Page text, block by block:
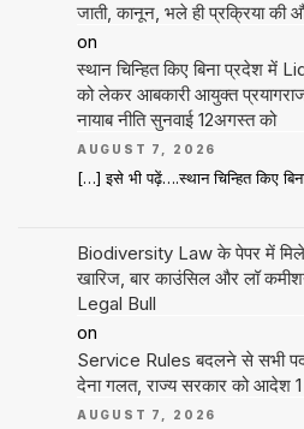
जाती, कानून, भले ही प्रक्रिया की
on
स्थान चिन्हित किए बिना प्रदेश
को लेकर आबकारी आयुक्त प्रयागराज
नायाब नीति सुनवाई 12अगस्त को
AUGUST 7, 2026
[…] इसे भी पढ़ें….स्थान चिन्हित किए
Biodiversity Law के पेपर में मिले
खारिज, बार काउंसिल और लॉ
Legal Bull
on
Service Rules बदलने से सभी पद
देना गलत, राज्य सरकार को आदेश 1
AUGUST 7, 2026